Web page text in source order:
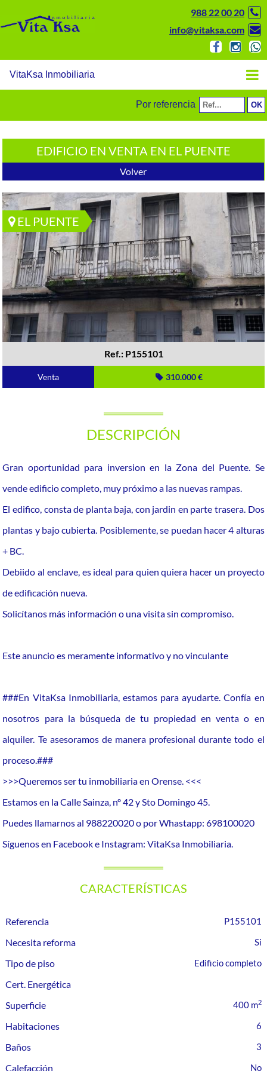
988 22 00 20
info@vitaksa.com
VitaKsa Inmobiliaria
Por referencia
EDIFICIO EN VENTA EN EL PUENTE
Volver
EL PUENTE
Ref.: P155101
Venta 310.000 €
DESCRIPCIÓN
Gran oportunidad para inversion en la Zona del Puente. Se
vende edificio completo, muy próximo a las nuevas rampas.
El edifico, consta de planta baja, con jardin en parte trasera. Dos
plantas y bajo cubierta. Posiblemente, se puedan hacer 4 alturas
+ BC.
Debiido al enclave, es ideal para quien quiera hacer un proyecto
de edificación nueva.
Solicítanos más información o una visita sin compromiso.
Este anuncio es meramente informativo y no vinculante
###En VitaKsa Inmobiliaria, estamos para ayudarte. Confía en
nosotros para la búsqueda de tu propiedad en venta o en
alquiler. Te asesoramos de manera profesional durante todo el
proceso.###
>>>Queremos ser tu inmobiliaria en Orense. <<<
Estamos en la Calle Sainza, nº 42 y Sto Domingo 45.
Puedes llamarnos al 988220020 o por Whastapp: 698100020
Síguenos en Facebook e Instagram: VitaKsa Inmobiliaria.
CARACTERÍSTICAS
Referencia P155101
Necesita reforma
Tipo de piso
Edificio completo
Cert. Energética
Superficie
400 m2
Habitaciones 6
Baños 3
Calefacción